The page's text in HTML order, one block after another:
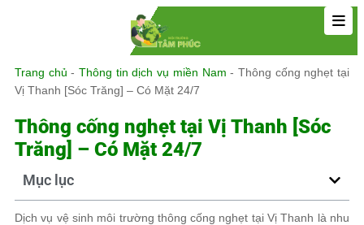
Trang chủ -Thông tin dịch vụ miền Nam - Thông cống nghẹt tại
Vị Thanh [Sóc Trăng] – Có Mặt 24/7
Thông cống nghẹt tại Vị Thanh [Sóc
Trăng] – Có Mặt 24/7
Mục lục
Dịch vụ vệ sinh môi trường thông cống nghẹt tại Vị Thanh là nhu